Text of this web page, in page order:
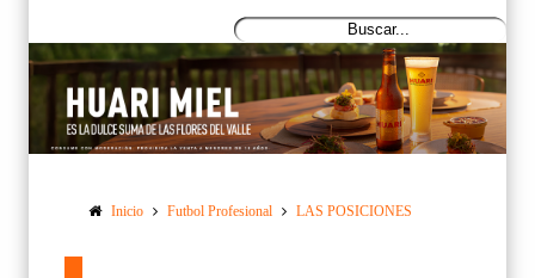
Inicio Futbol Profesional LAS POSICIONES